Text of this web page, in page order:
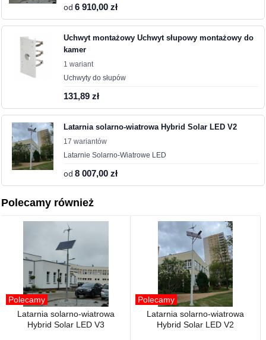
od6 910,00 zł
Uchwyt montażowy Uchwyt słupowy montażowy do
kamer
1 wariant
Uchwyty do słupów
131,89 zł
Latarnia solarno-wiatrowa Hybrid Solar LED V2
17 wariantów
Latarnie Solarno-Wiatrowe LED
od8 007,00 zł
Polecamy również
Polecamy
Latarnia solarno-wiatrowa
Hybrid Solar LED V3
Polecamy
Latarnia solarno-wiatrowa
Hybrid Solar LED V2